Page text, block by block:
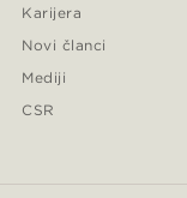
Karijera
Novi članci
Mediji
CSR